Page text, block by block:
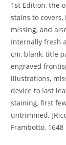
1st Edition, the
stains to
missing, and
Internally fresh
cm, blank, title
engraved
illustrations,
device to last
staining, first
untrimmed,
Frambotto, 1648